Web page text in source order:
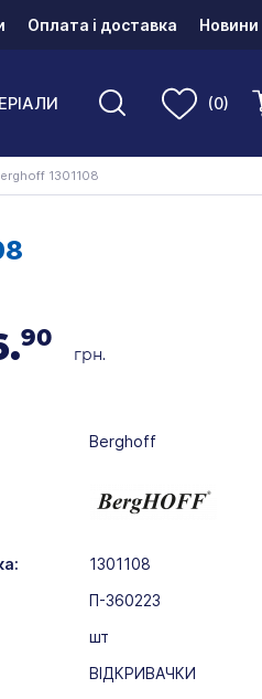
Оплата і доставка Новини
(0)
1301108
90
грн.
Berghoff
1301108
П-360223
шт
ВІДКРИВАЧКИ